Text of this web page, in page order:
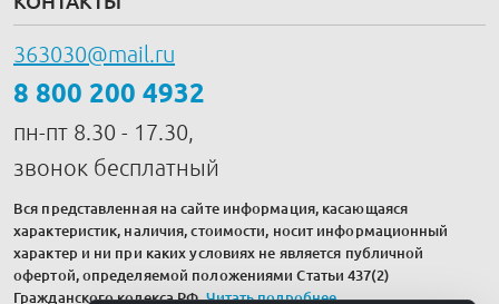
363030@mail.ru
8 800 200 4932
пн-пт 8.30 - 17.30,
звонок бесплатный
Вся представленная на сайте информация, касающаяся
характеристик, наличия, стоимости, носит информационный
характер и ни при каких условиях не является публичной
офертой, определяемой положениями Статьи 437(2)
Гражданского кодекса РФ.Читать подробнее.